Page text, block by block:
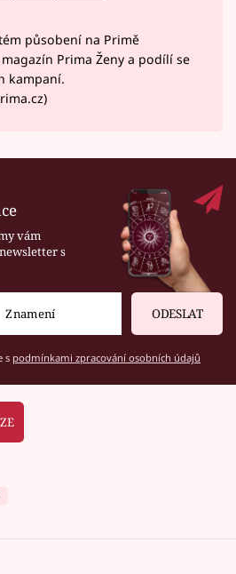
působení na Primě
Prima Ženy a podílí se
kampaní.
vám
s
ODESLAT
s podmínkami zpracování osobních údajů